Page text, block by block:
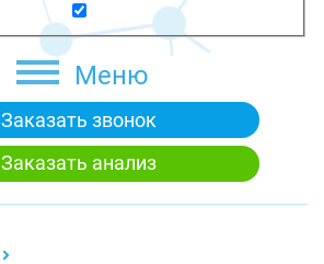
Меню
Заказать звонок
Заказать анализ